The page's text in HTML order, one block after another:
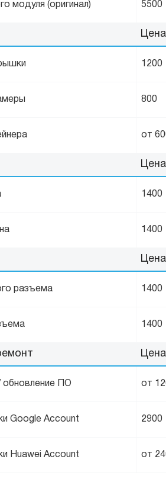
модуля (оригинал) 5500
Цена
1200
800
от
Цена
1400
1400
Цена
разъема 1400
1400
Цена
обновление ПО от
Google Account 2900
Huawei Account от